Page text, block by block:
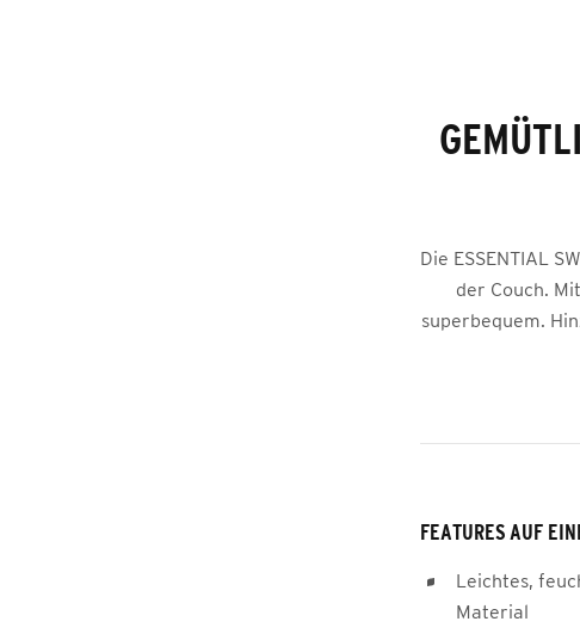
Die ESSENTIAL
der Couch.
superbequem.
FEATURES AUF
Leichtes,
Material